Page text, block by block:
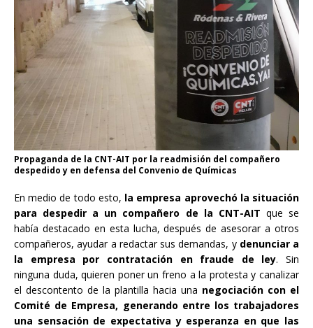
Propaganda de la CNT-AIT por la readmisión del compañero
despedido y en defensa del Convenio de Químicas
En medio de todo esto, la empresa aprovechó la situación
para despedir a un compañero de la CNT-AIT que se
había destacado en esta lucha, después de asesorar a otros
compañeros, ayudar a redactar sus demandas, y denunciar a
la empresa por contratación en fraude de ley. Sin
ninguna duda, quieren poner un freno a la protesta y canalizar
el descontento de la plantilla hacia una negociación con el
Comité de Empresa, generando entre los trabajadores
una sensación de expectativa y esperanza en que las